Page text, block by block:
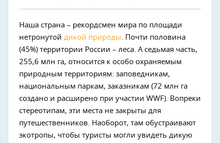
Наша страна – рекордсмен мира по площади
нетронутой дикой природы . Почти половина
(45%) территории России – леса. А седьмая часть,
255,6 млн га, относится к особо охраняемым
природным территориям: заповедникам,
национальным паркам, заказникам (72 млн га
создано и расширено при участии WWF). Вопреки
стереотипам, эти места не закрыты для
путешественников. Наоборот, там обустраивают
экотропы, чтобы туристы могли увидеть дикую